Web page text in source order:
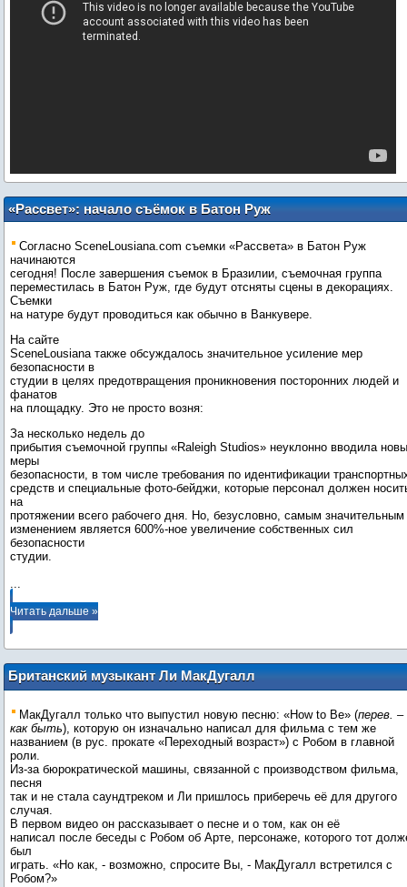
«Рассвет»: начало съёмок в Батон Руж
Согласно SceneLousiana.com съемки «Рассвета» в Батон Руж
начинаются
сегодня! После завершения съемок в Бразилии, съемочная группа
переместилась в Батон Руж, где будут отсняты сцены в декорациях.
Съемки
на натуре будут проводиться как обычно в Ванкувере.
На сайте
SceneLousiana также обсуждалось значительное усиление мер
безопасности в
студии в целях предотвращения проникновения посторонних людей и
фанатов
на площадку. Это не просто возня:
За несколько недель до
прибытия съемочной группы «Raleigh Studios» неуклонно вводила
меры
безопасности, в том числе требования по идентификации
средств и специальные фото-бейджи, которые персонал должен
на
протяжении всего рабочего дня. Но, безусловно, самым значительным
изменением является 600%-ное увеличение собственных сил
безопасности
...
Читать дальше »
Британский музыкант Ли МакДугалл
рассказывает о Роберте Паттинсоне
МакДугалл только что выпустил новую песню: «How to Be» (перев. –
как быть), которую он изначально написал для фильма с тем же
названием (в рус. прокате «Переходный возраст») с Робом в главной
роли.
Из-за бюрократической машины, связанной с производством фильма,
песня
так и не стала саундтреком и Ли пришлось приберечь её для другого
случая.
В первом видео он рассказывает о песне и о том, как он её
написал после беседы с Робом об Арте, персонаже, которого тот
был
играть. «Но как, - возможно, спросите Вы, - МакДугалл встретился с
Робом?»